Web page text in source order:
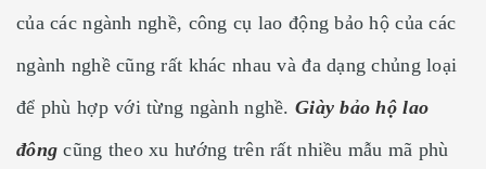
của các ngành nghề, công cụ lao động bảo hộ của các
ngành nghề cũng rất khác nhau và đa dạng chủng loại
để phù hợp với từng ngành nghề. Giày bảo hộ lao
đông cũng theo xu hướng trên rất nhiều mẫu mã phù